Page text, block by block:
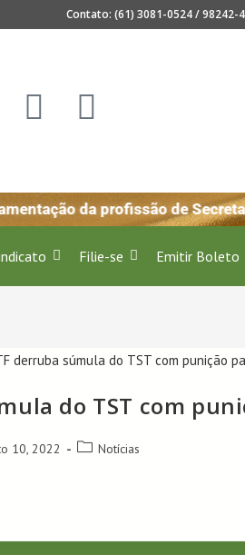
Contato: (61) 3081-0524 /
da profissão de
Filie-se Emitir Boleto
do TST com
10, 2022 Notícias